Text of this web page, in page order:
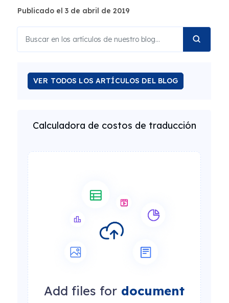
Publicado el 3 de abril de 2019
VER TODOS LOS ARTÍCULOS DEL BLOG
Calculadora de costos de traducción
Add files for document